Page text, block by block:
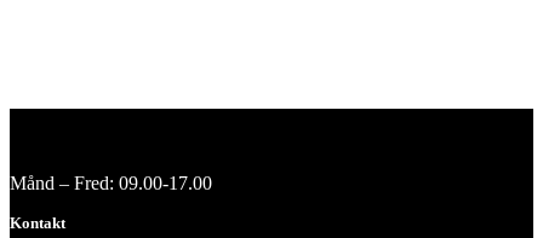
Månd – Fred: 09.00-17.00
Kontakt